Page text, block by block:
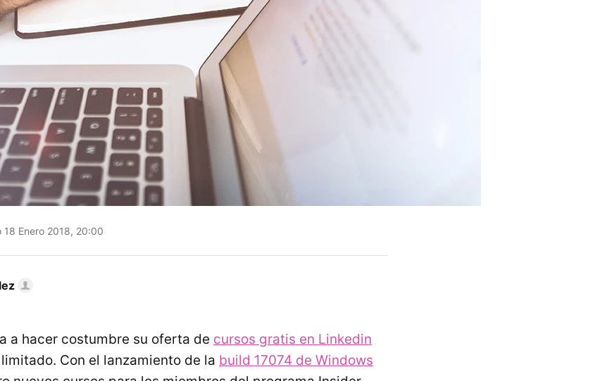
18 Enero 2018, 20:00
a hacer costumbre su oferta de cursos gratis en Linkedin
Con el lanzamiento de la build 17074 de Windows